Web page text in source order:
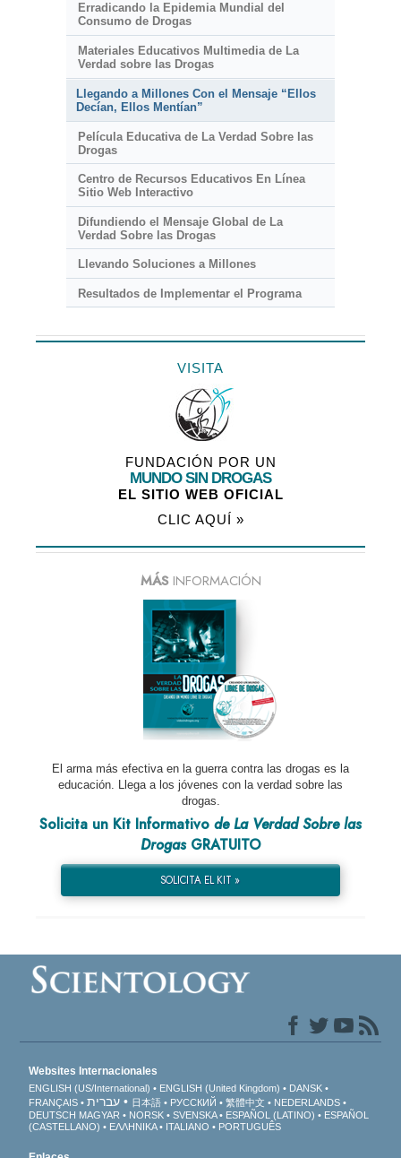
Erradicando la Epidemia Mundial del
Consumo de Drogas
Materiales Educativos Multimedia de La
Verdad sobre las Drogas
Llegando a Millones Con el Mensaje “Ellos
Decían, Ellos Mentían”
Película Educativa de La Verdad Sobre las
Drogas
Centro de Recursos Educativos En Línea
Sitio Web Interactivo
Difundiendo el Mensaje Global de La
Verdad Sobre las Drogas
Llevando Soluciones a Millones
Resultados de Implementar el Programa
VISITA
FUNDACIÓN POR UN
MUNDO SIN DROGAS
EL SITIO WEB OFICIAL
CLIC AQUÍ »
MÁSINFORMACIÓN
El arma más efectiva en la guerra contra las drogas es la
educación. Llega a los jóvenes con la verdad sobre las
drogas.
Solicita un Kit Informativo de La Verdad Sobre las
DrogasGRATUITO
SOLICITA EL KIT »
Websites Internacionales
ENGLISH (US/International) ENGLISH (United Kingdom)
DANSK
FRANÇAIS
עברית 日本語 РУССКИЙ 繁體中文
NEDERLANDS
DEUTSCH MAGYAR NORSK SVENSKA ESPAÑOL (LATINO)
ESPAÑOL
(CASTELLANO)
ΕΛΛΗΝΙΚA ITALIANO PORTUGUÊS